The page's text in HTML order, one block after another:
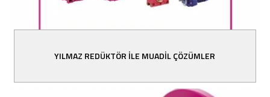
YILMAZ REDÜKTÖR İLE MUADİL ÇÖZÜMLER